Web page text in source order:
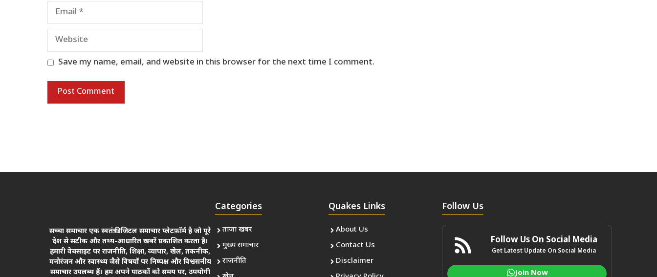
Email
Website
Save my name, email, and website in this browser for the next time I comment.
सच्चा समाचार एक स्वतंत्र डिजिटल समाचार प्लेटफ़ॉर्म है जो पूरे
देश से सटीक और तथ्य-आधारित खबरें प्रकाशित करता है।
हमारी वेबसाइट पर राजनीति, शिक्षा, व्यापार, खेल, तकनीक,
मनोरंजन और स्वास्थ्य जैसे विषयों पर निष्पक्ष और विश्वसनीय
समाचार उपलब्ध हैं। हम अपने पाठकों को समय पर, उपयोगी
Categories
ताजा खबर
मुख्य समाचार
राजनीति
Quakes Links
About Us
Contact Us
Disclaimer
Follow Us
Follow Us On Social Media
Get Latest Update On Social Media
Join Now